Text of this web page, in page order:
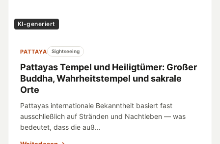
KI-generiert
PATTAYA Sightseeing
Pattayas Tempel und Heiligtümer: Großer
Buddha, Wahrheitstempel und sakrale
Orte
Pattayas internationale Bekanntheit basiert fast
ausschließlich auf Stränden und Nachtleben — was
bedeutet, dass die auß...